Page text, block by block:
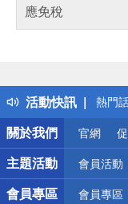
應免稅
活動快訊
得獎
熱門
銀行
偏遠
詐騙
關於我們
官網
主題活動 會員活動
會員專區 會員專區